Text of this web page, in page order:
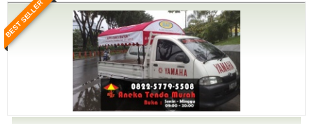
BEST SELLER